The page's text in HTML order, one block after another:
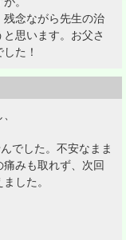
念ながら先生の治
思います。お父さ
た！
した。不安なまま
みも取れず、次回
した。